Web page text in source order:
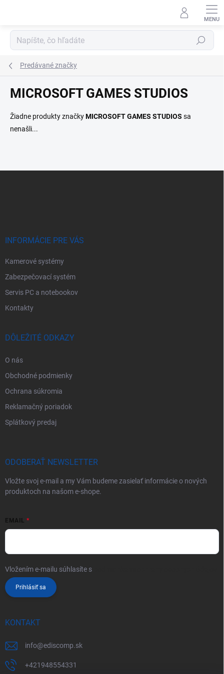
Hľadať
Predávané značky
MICROSOFT GAMES STUDIOS
Žiadne produkty značkyMICROSOFT GAMES STUDIOS sa
nenašli...
INFORMÁCIE PRE VÁS
Kamerové systémy
Zabezpečovací systém
Servis PC a notebookov
Kontakty
DÔLEŽITÉ ODKAZY
O nás
Obchodné podmienky
Ochrana súkromia
Reklamačný poriadok
Splátkový predaj
ODOBERAŤ NEWSLETTER
Vložte svoj e-mail a my Vám budeme zasielať informácie o nových
produktoch na našom e-shope.
EMAIL
Vložením e-mailu súhlasíte s
Prihlásiť sa
KONTAKT
info@ediscomp.sk
+421948554331